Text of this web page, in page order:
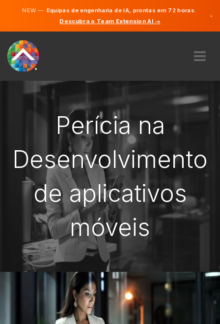
NEW —Equipas de engenharia de IA, prontas em 72 horas.
Descubra o Team Extension AI →
×
SOBRE NÓS
COMO FUNCIONA?
PORTUGAL
COMEÇAR
Perícia na
Desenvolvimento
de aplicativos
móveis